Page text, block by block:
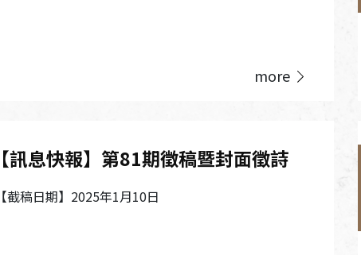
more
【訊息快報】第81期徵稿暨封面徵詩
【截稿日期】2025年1月10日